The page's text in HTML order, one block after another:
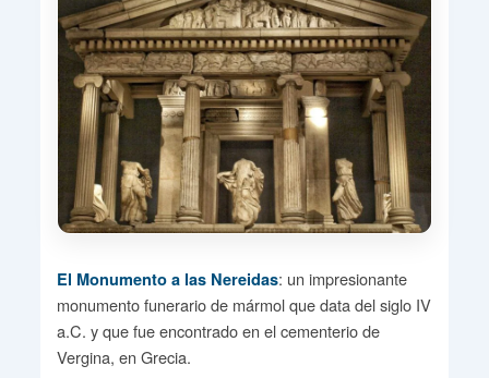
El Monumento a las Nereidas: un impresionante
monumento funerario de mármol que data del siglo IV
a.C. y que fue encontrado en el cementerio de
Vergina, en Grecia.